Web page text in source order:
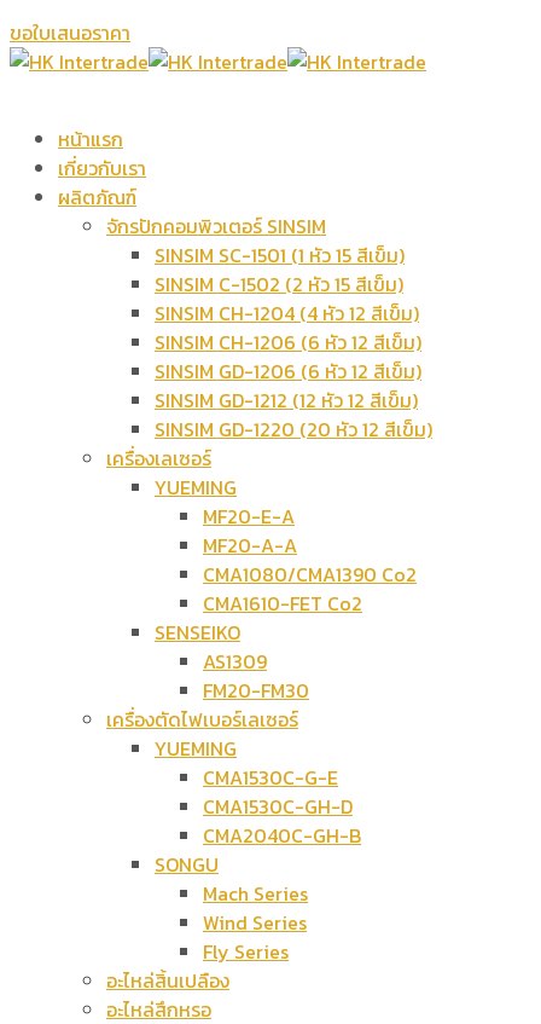
ขอใบเสนอราคา
หน้าแรก
เกี่ยวกับเรา
ผลิตภัณฑ์
จักรปักคอมพิวเตอร์ SINSIM
SINSIM SC-1501 (1 หัว 15 สีเข็ม)
SINSIM C-1502 (2 หัว 15 สีเข็ม)
SINSIM CH-1204 (4 หัว 12 สีเข็ม)
SINSIM CH-1206 (6 หัว 12 สีเข็ม)
SINSIM GD-1206 (6 หัว 12 สีเข็ม)
SINSIM GD-1212 (12 หัว 12 สีเข็ม)
SINSIM GD-1220 (20 หัว 12 สีเข็ม)
เครื่องเลเซอร์
YUEMING
MF20-E-A
MF20-A-A
CMA1080/CMA1390 Co2
CMA1610-FET Co2
SENSEIKO
AS1309
FM20-FM30
เครื่องตัดไฟเบอร์เลเซอร์
YUEMING
CMA1530C-G-E
CMA1530C-GH-D
CMA2040C-GH-B
SONGU
Mach Series
Wind Series
Fly Series
อะไหล่สิ้นเปลือง
อะไหล่สึกหรอ